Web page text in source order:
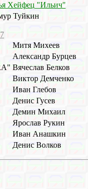
Хейфец "Ильич"
Туйкин
Митя Михеев
Александр Бурцев
Вячеслав Белков
Виктор Демченко
Иван Глебов
Денис Гусев
Демин Михаил
Ярослав Рукин
Иван Анашкин
Денис Волков